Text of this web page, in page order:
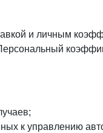
и личным
к управлению